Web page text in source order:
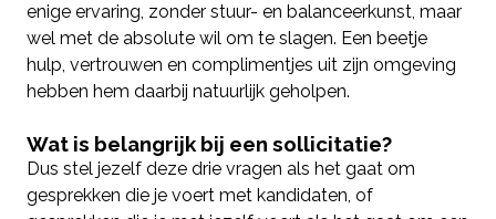
enige ervaring, zonder stuur- en balanceerkunst, maar
wel met de absolute wil om te slagen. Een beetje
hulp, vertrouwen en complimentjes uit zijn omgeving
hebben hem daarbij natuurlijk geholpen.
Wat is belangrijk bij een sollicitatie?
Dus stel jezelf deze drie vragen als het gaat om
gesprekken die je voert met kandidaten, of